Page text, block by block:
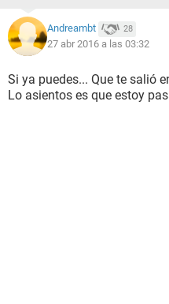
Andreambt 28
27 abr 2016 a las 03:32
Si ya puedes... Que te salió
Lo asientos es que estoy